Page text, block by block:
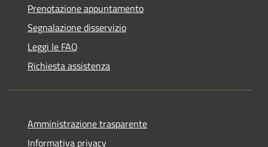
Prenotazione appuntamento
Segnalazione disservizio
Leggi le FAQ
Richiesta assistenza
Amministrazione trasparente
Informativa privacy